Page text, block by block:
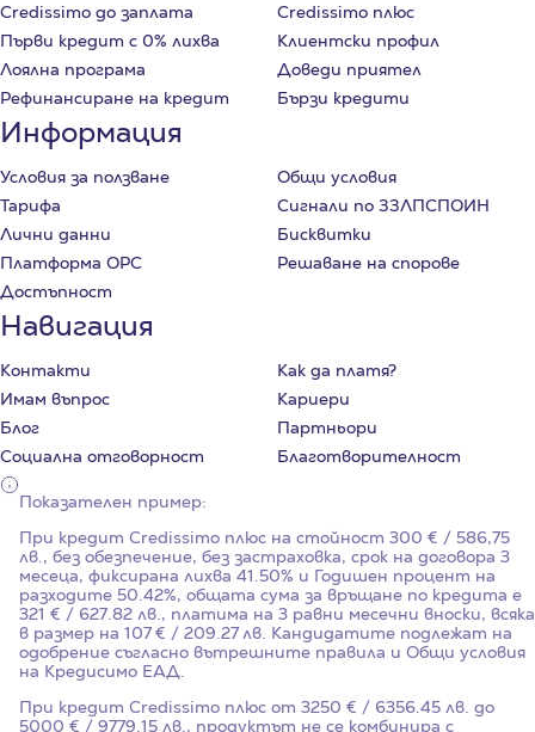
Credissimo до заплата
Credissimo плюс
Първи кредит с 0% лихва
Клиентски профил
Лоялна програма
Доведи приятел
Рефинансиране на кредит
Бързи кредити
Информация
Условия за ползване
Общи условия
Тарифа
Сигнали по ЗЗЛПСПОИН
Лични данни
Бисквитки
Платформа ОРС
Решаване на спорове
Достъпност
Навигация
Контакти
Как да платя?
Имам въпрос
Кариери
Блог
Партньори
Социална отговорност
Благотворителност
Показателен пример:
При кредит Credissimo плюс на стойност 300 € / 586,75
лв., без обезпечение, без застраховка, срок на договора 3
месеца, фиксирана лихва 41.50% и Годишен процент на
разходите 50.42%, общата сума за връщане по кредита е
321 € / 627.82 лв., платима на 3 равни месечни вноски, всяка
в размер на 107 € / 209.27 лв. Кандидатите подлежат на
одобрение съгласно вътрешните правила и Общи условия
на Кредисимо ЕАД.
При кредит Credissimo плюс от 3250 € / 6356.45 лв. до
5000 € / 9779.15 лв., продуктът не се комбинира с